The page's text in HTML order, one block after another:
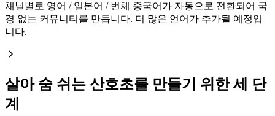
채널별로 영어 / 일본어 / 번체 중국어가 자동으로 전환되어 국
경 없는 커뮤니티를 만듭니다. 더 많은 언어가 추가될 예정입
니다.
살아 숨 쉬는 산호초를 만들기 위한 세 단
계